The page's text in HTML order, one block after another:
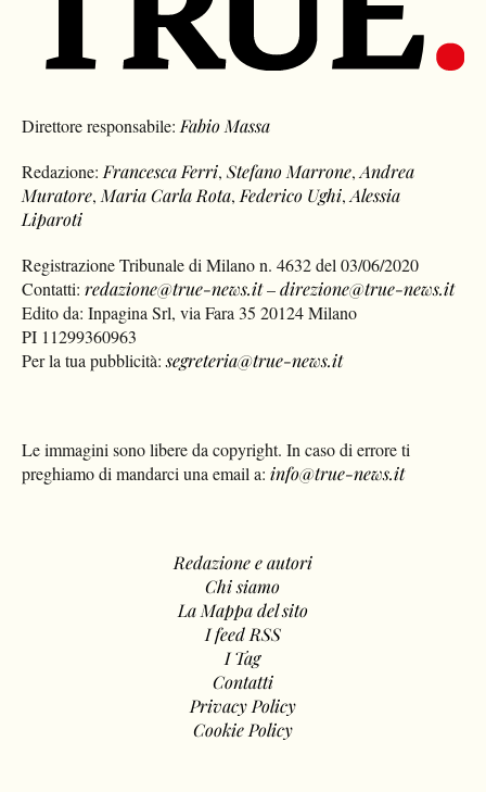
Direttore responsabile: Fabio Massa
Redazione: Francesca Ferri,Stefano Marrone,Andrea
Muratore, Maria Carla Rota, Federico Ughi,Alessia
Liparoti
Registrazione Tribunale di Milano n. 4632 del 03/06/2020
Contatti:redazione@true-news.it–direzione@true-news.it
Edito da: Inpagina Srl, via Fara 35 20124 Milano
PI 11299360963
Per la tua pubblicità:segreteria@true-news.it
Le immagini sono libere da copyright. In caso di errore ti
preghiamo di mandarci una email a: info@true-news.it
Redazione e autori
Chi siamo
La Mappa del sito
I feed RSS
I Tag
Contatti
Privacy Policy
Cookie Policy